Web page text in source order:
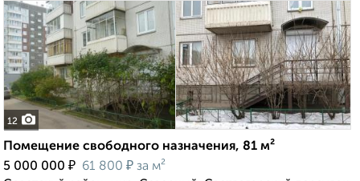
12
Помещение свободного назначения, 81 м²
5 000 000 ₽ 61 800 ₽ за м²